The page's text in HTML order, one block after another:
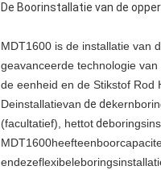
De Boorinstallatie van de
MDT1600 is de installatie van
geavanceerde technologie
de eenheid en de Stikstof Rod
Deinstallatievan de de
(facultatief), hettotde
MDT